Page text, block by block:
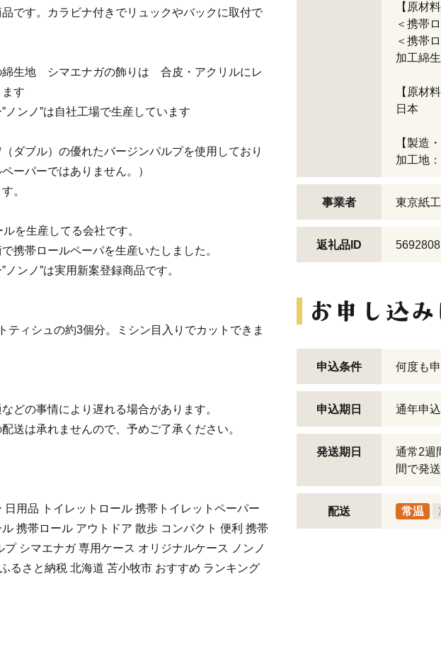
です。カラビナ付きでリュックやバックに取付で
綿生地 シマエナガの飾りは 合皮・アクリルにレ
す
ノンノ”は自社工場で生産しています
ダブル）の優れたバージンパルプを使用しており
ーパーではありません。）
。
を生産してる会社です。
で携帯ロールペーパを生産いたしました。
ンノ”は実用新案登録商品です。
ティシュの約3個分。ミシン目入りでカットできま
どの事情により遅れる場合があります。
送は承れませんので、予めご了承ください。
日用品 トイレットロール 携帯トイレットペーパー
携帯ロール アウトドア 散歩 コンパクト 便利 携帯
プ シマエナガ 専用ケース オリジナルケース ノンノ
るさと納税 北海道 苫小牧市 おすすめ ランキング
【原材
＜携帯
＜携帯
加工綿
【原材
日本
【製造
加工地
事業者 東京紙
返礼品ID 5692808
申込条件 何度も
申込期日 通年申
発送期日
通常2週
間で発
配送 常温